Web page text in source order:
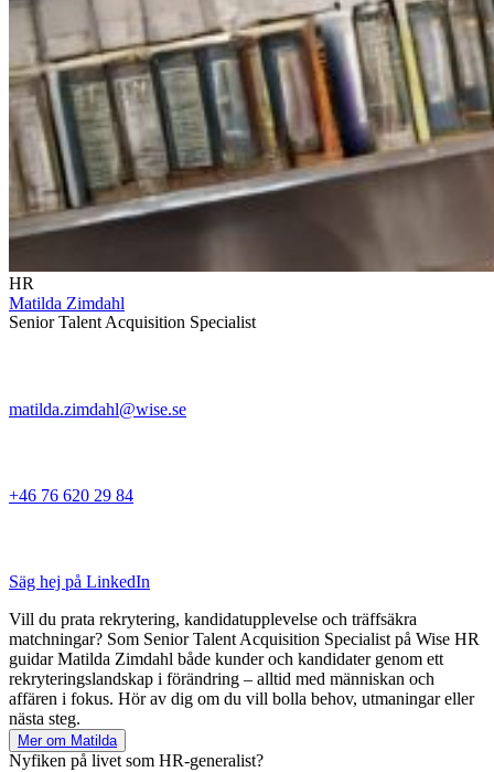
HR
Matilda Zimdahl
Senior Talent Acquisition Specialist
matilda.zimdahl@wise.se
+46 76 620 29 84
Säg hej på LinkedIn
Vill du prata rekrytering, kandidatupplevelse och träffsäkra
matchningar? Som Senior Talent Acquisition Specialist på Wise HR
guidar Matilda Zimdahl både kunder och kandidater genom ett
rekryteringslandskap i förändring – alltid med människan och
affären i fokus. Hör av dig om du vill bolla behov, utmaningar eller
nästa steg.
Mer om Matilda
Nyfiken på livet som HR-generalist?